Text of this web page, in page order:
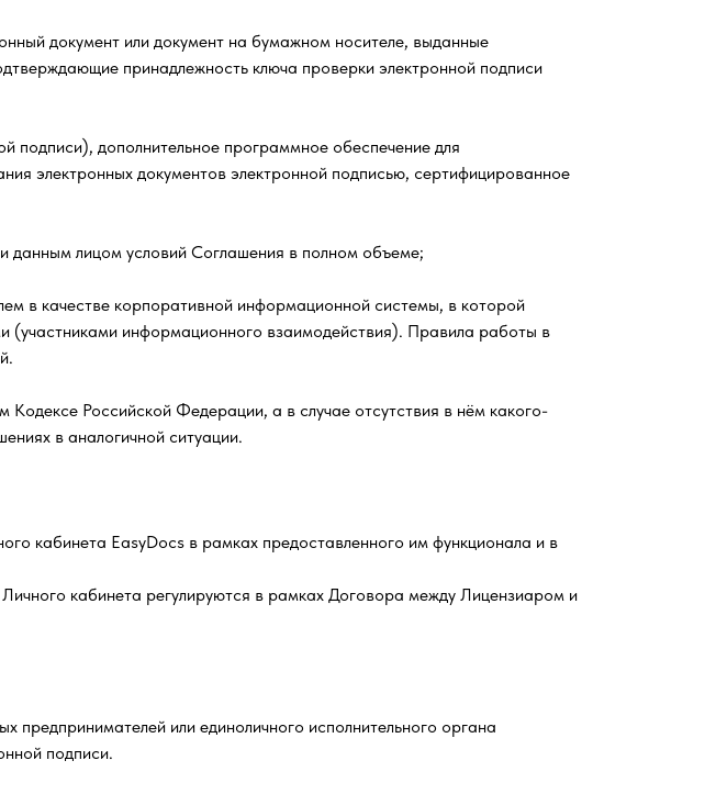
документ или документ на бумажном носителе, выданные
принадлежность ключа проверки электронной подписи
подписи), дополнительное программное обеспечение для
электронных документов электронной подписью, сертифицированное
данным лицом условий Соглашения в полном объеме;
в качестве корпоративной информационной системы, в которой
(участниками информационного взаимодействия). Правила работы в
Российской Федерации, а в случае отсутствия в нём какого-
в аналогичной ситуации.
кабинета EasyDocs в рамках предоставленного им функционала и в
кабинета регулируются в рамках Договора между Лицензиаром и
предпринимателей или единоличного исполнительного органа
подписи.